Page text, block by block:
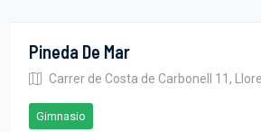
Pineda De Mar
Carrer de Costa de Carbonell 11,
Gimnasio